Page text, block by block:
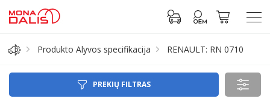
Produkto Alyvos specifikacija RENAULT: RN 0710
PREKIŲ FILTRAS